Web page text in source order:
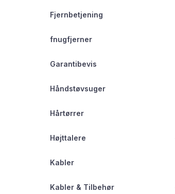
Fjernbetjening
fnugfjerner
Garantibevis
Håndstøvsuger
Hårtørrer
Højttalere
Kabler
Kabler & Tilbehør